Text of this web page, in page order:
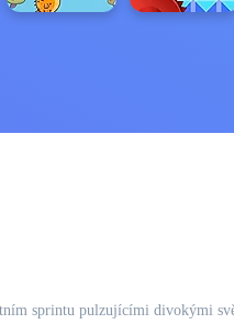
sprintu pulzujícími divokými